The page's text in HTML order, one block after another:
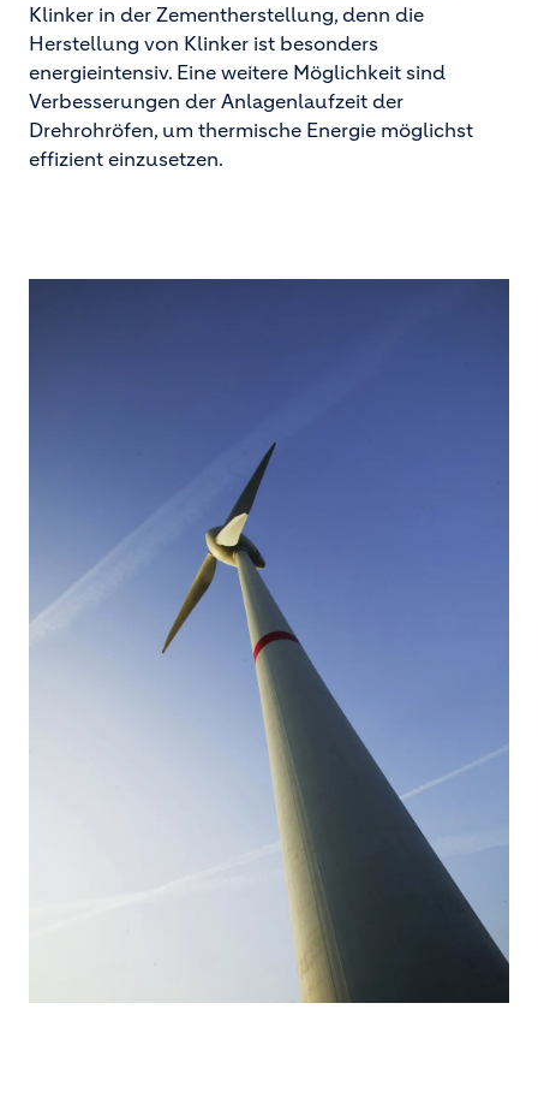
Klinker in der Zementherstellung, denn die
Herstellung von Klinker ist besonders
energieintensiv. Eine weitere Möglichkeit sind
Verbesserungen der Anlagenlaufzeit der
Drehrohröfen, um thermische Energie möglichst
effizient einzusetzen.